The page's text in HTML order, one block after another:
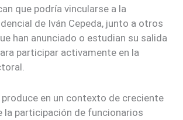
que podría vincularse a la
de Iván Cepeda, junto a otros
han anunciado o estudian su salida
participar activamente en la
produce en un contexto de creciente
la participación de funcionarios